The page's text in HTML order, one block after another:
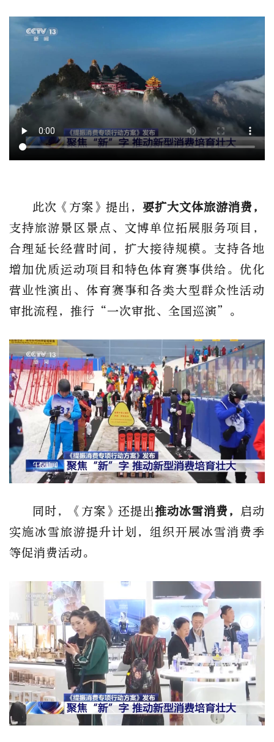
此次《方案》提出， 要扩大文体旅游消费，
支持旅游景区景点、文博单位拓展服务项目，
合理延长经营时间，扩大接待规模。支持各地
增加优质运动项目和特色体育赛事供给。优化
营业性演出、体育赛事和各类大型群众性活动
审批流程，推行“一次审批、全国巡演”。
同时，《方案》还提出推动冰雪消费， 启动
实施冰雪旅游提升计划，组织开展冰雪消费季
等促消费活动。